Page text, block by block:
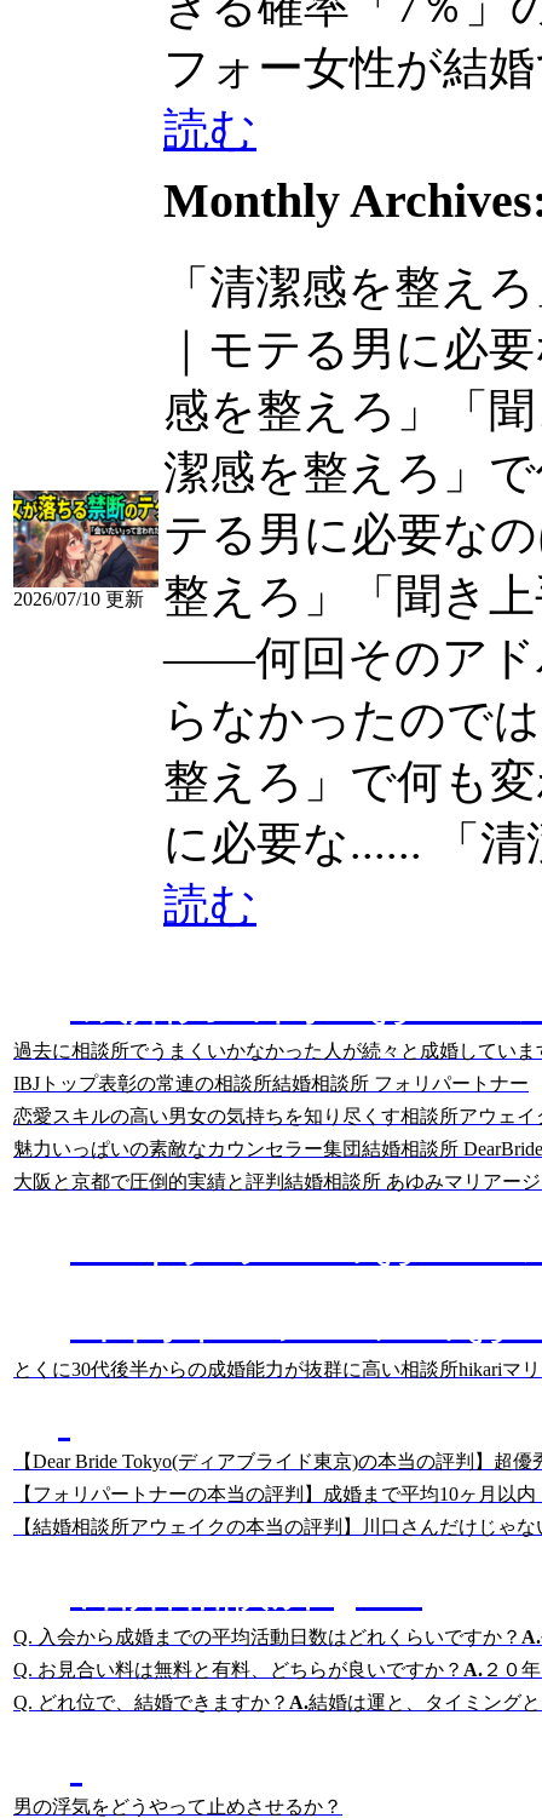
フォー女性が結
読む
2026/07/10 更新
Monthly
「清潔感を整え
｜モテる男に必
感を整えろ」「
潔感を整えろ」
テる男に必要な
整えろ」「聞き
——何回そのアド
らなかったので
整えろ」で何も
に必要な......
「
読む
過去に相談所でうまくいかなかった人が続々と成婚していま
IBJトップ表彰の常連の相談所結婚相談所 フォリパートナー
恋愛スキルの高い男女の気持ちを知り尽くす相談所アウェイ
魅力いっぱいの素敵なカウンセラー集団結婚相談所
大阪と京都で圧倒的実績と評判 結婚相談所 あゆみマリアー
とくに30代後半からの成婚能力が抜群に高い相談所hikariマ
【Dear Bride Tokyo(ディアブライド東京)の本当の評判】超
【フォリパートナーの本当の評判】成婚まで平均10ヶ月以内
【結婚相談所アウェイクの本当の評判】川口さんだけじゃ
Q. 入会から成婚までの平均活動日数はどれくらいですか？ A.
Q. お見合い料は無料と有料、どちらが良いですか？ A. ２０
Q. どれ位で、結婚できますか？ A.結婚は運と、タイミング
男の浮気をどうやって止めさせるか？